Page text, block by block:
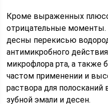
Кроме выраженных
отрицательные моменты.
десны перекисью
антимикробного
микрофлора рта, а также
частом применении и
раствора для
зубной эмали и десен.